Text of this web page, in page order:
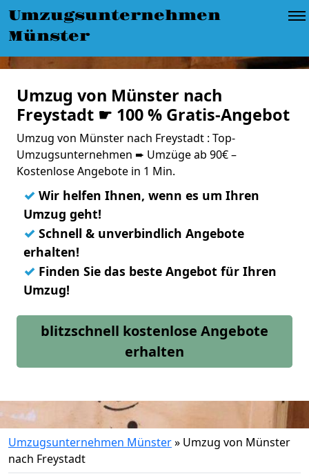
Umzugsunternehmen
Münster
Umzug von Münster nach
Freystadt ☛ 100 % Gratis-Angebot
Umzug von Münster nach Freystadt : Top-
Umzugsunternehmen ➨ Umzüge ab 90€ –
Kostenlose Angebote in 1 Min.
✓ Wir helfen Ihnen, wenn es um Ihren
Umzug geht!
✓ Schnell & unverbindlich Angebote
erhalten!
✓ Finden Sie das beste Angebot für Ihren
Umzug!
blitzschnell kostenlose Angebote
erhalten
Umzugsunternehmen Münster» Umzug von Münster
nach Freystadt